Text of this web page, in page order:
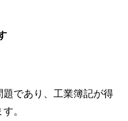
であり、工業簿記が得
。